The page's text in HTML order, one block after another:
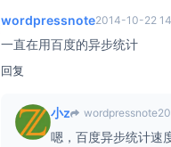
wordpressnote2014-10-22
一直在用百度的异步统计
回复
小z wordpressnote
嗯，百度异步统计速